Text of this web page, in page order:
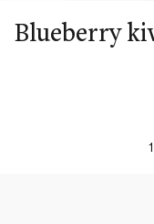
Blueberry